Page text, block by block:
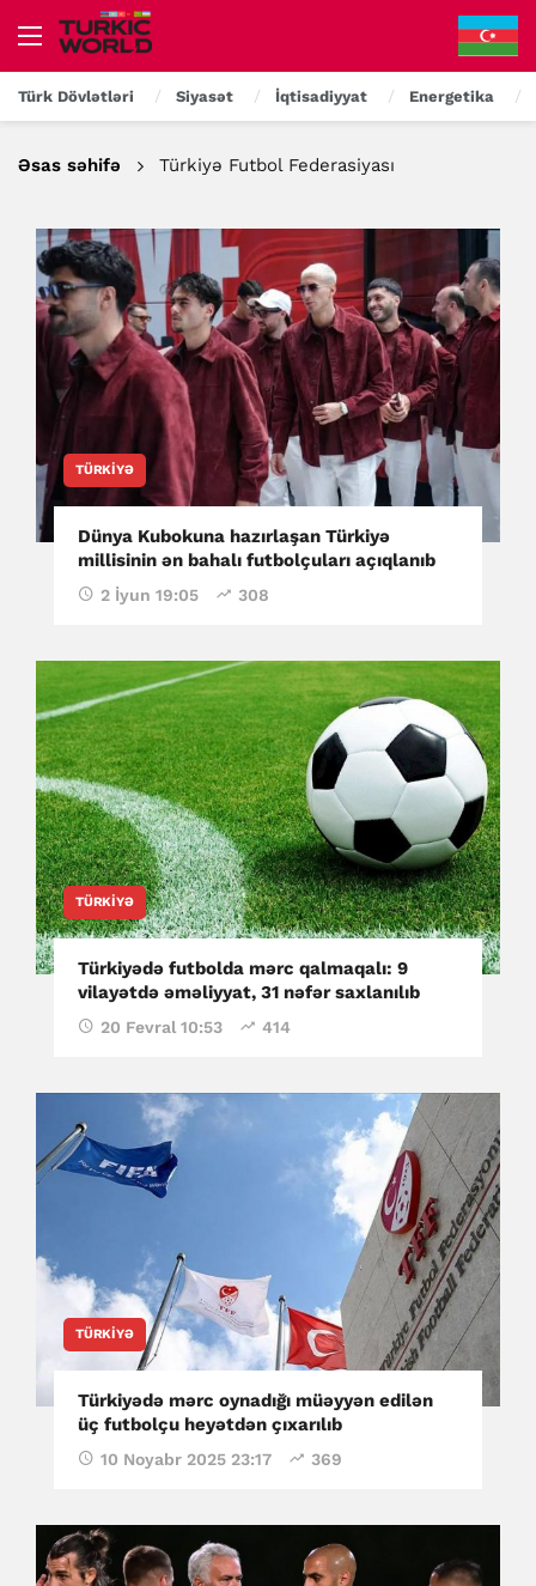
Türk Dövlətləri Siyasət İqtisadiyyat Energetika
Əsas səhifə Türkiyə Futbol Federasiyası
TÜRKIYƏ
Dünya Kubokuna hazırlaşan Türkiyə
millisinin ən bahalı futbolçuları açıqlanıb
2 İyun 19:05 308
TÜRKIYƏ
Türkiyədə futbolda mərc qalmaqalı: 9
vilayətdə əməliyyat, 31 nəfər saxlanılıb
20 Fevral 10:53 414
TÜRKIYƏ
Türkiyədə mərc oynadığı müəyyən edilən
üç futbolçu heyətdən çıxarılıb
10 Noyabr 2025 23:17 369